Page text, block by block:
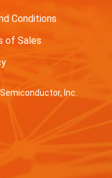
Conditions
of Sales
Inc.